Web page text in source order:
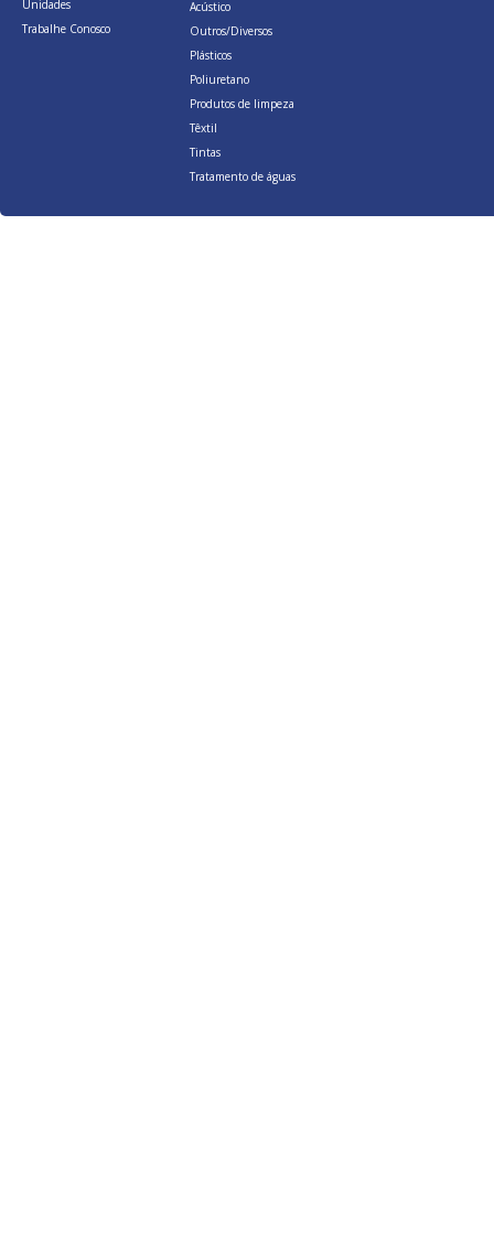
Unidades
Trabalhe Conosco
Acústico
Outros/Diversos
Plásticos
Poliuretano
Produtos de limpeza
Têxtil
Tintas
Tratamento de águas